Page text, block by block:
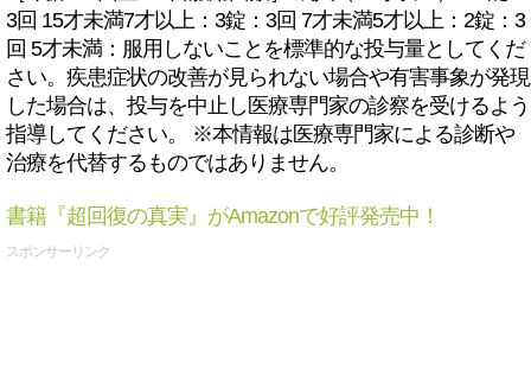
3回 15才未満7才以上：3錠：3回 7才未満5才以上：2錠：3
回 5才未満：服用しないことを標準的な投与量としてくだ
さい。疾患症状の改善が見られない場合や有害事象が発現
した場合は、投与を中止し医療専門家の診察を受けるよう
指導してください。 ※本情報は医療専門家による診断や
治療を代替するものではありません。
書籍『超回復の真実』がAmazonで好評発売中！
スポンサーリンク